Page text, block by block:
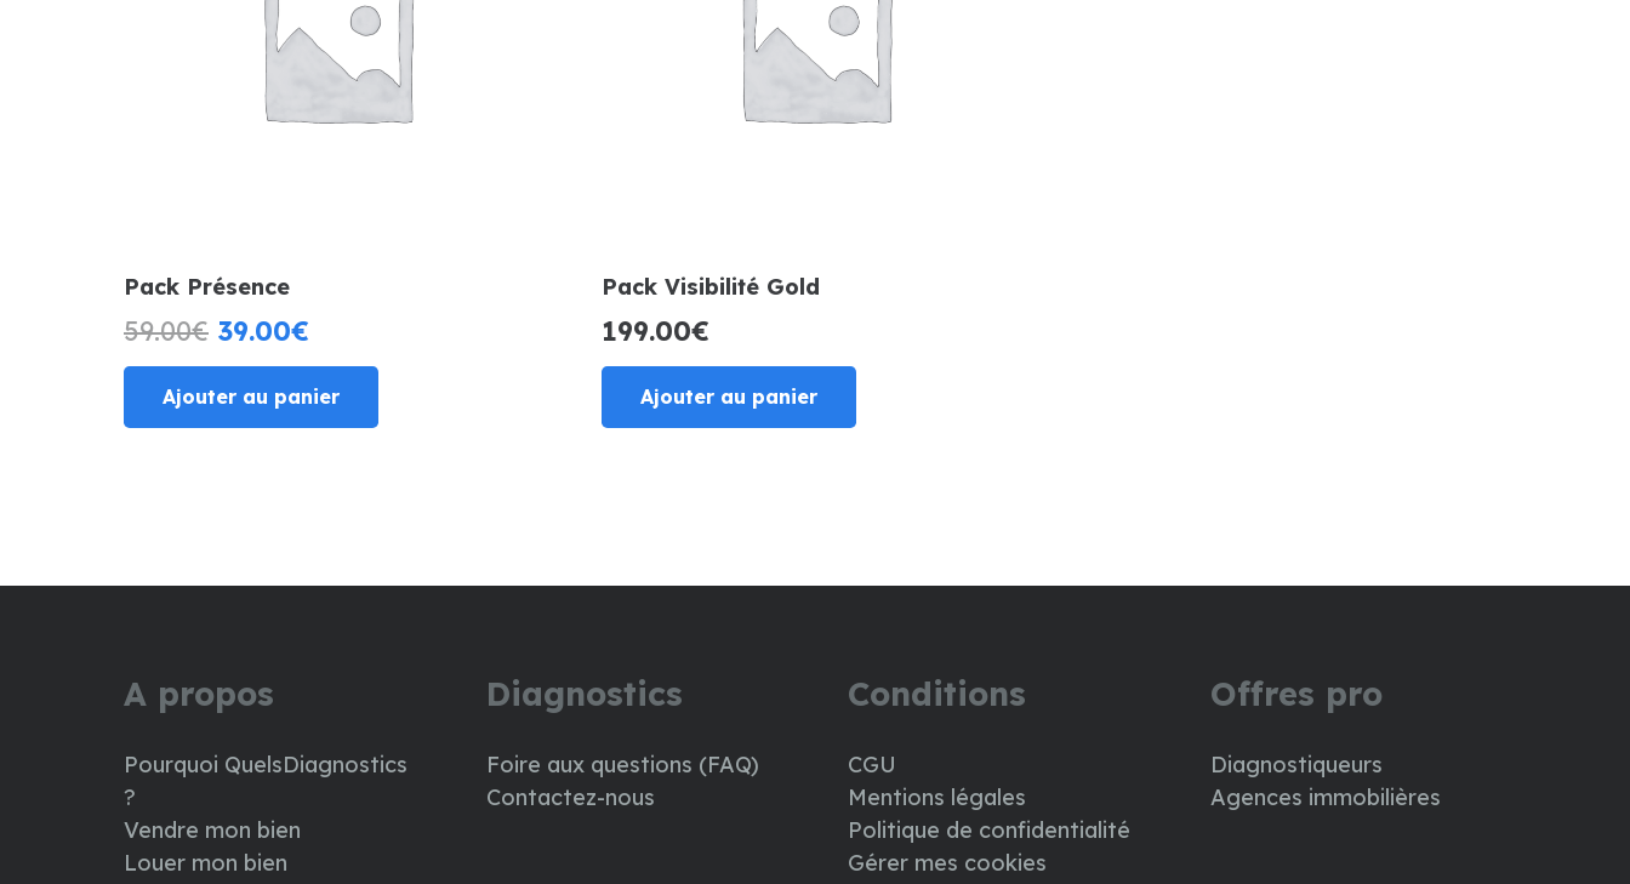
Pack Présence
59.00€ Le
prix
initial
était :
39.00€
prix
actuel
est :
Ajouter au panier
Pack Visibilité Gold
199.00€
Ajouter au panier
A propos
Pourquoi QuelsDiagnostics
?
Vendre mon bien
Louer mon bien
Diagnostics
Foire aux questions (FAQ)
Contactez-nous
Conditions
CGU
Mentions légales
Politique de confidentialité
Gérer mes cookies
Offres pro
Diagnostiqueurs
Agences immobilières